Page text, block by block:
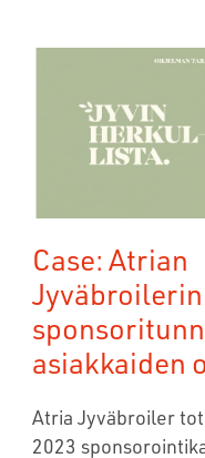
Case: Atrian
Jyväbroilerin
asiakkaiden
Atria Jyväbroiler
2023